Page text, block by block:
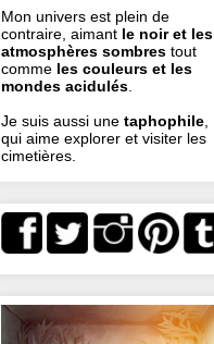
Mon univers est plein de
contraire, aimant le noir et les
atmosphères sombres tout
comme les couleurs et les
mondes acidulés
Je suis aussi une taphophile
qui aime explorer et visiter les
cimetières.